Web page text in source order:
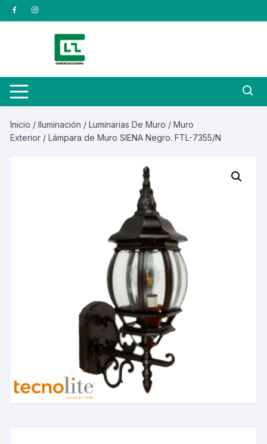
Saltar
al
Inicio /Iluminación /Luminarias De Muro /Muro
Exterior / Lámpara de Muro SIENA Negro. FTL-7355/N